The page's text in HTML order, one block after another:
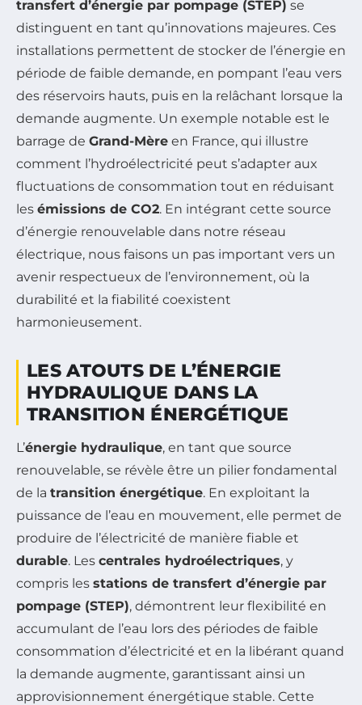
transfert d’énergie par pompage (STEP) se
distinguent en tant qu’innovations majeures. Ces
installations permettent de stocker de l’énergie en
période de faible demande, en pompant l’eau vers
des réservoirs hauts, puis en la relâchant lorsque la
demande augmente. Un exemple notable est le
barrage de Grand-Mère en France, qui illustre
comment l’hydroélectricité peut s’adapter aux
fluctuations de consommation tout en réduisant
les émissions de CO2. En intégrant cette source
d’énergie renouvelable dans notre réseau
électrique, nous faisons un pas important vers un
avenir respectueux de l’environnement, où la
durabilité et la fiabilité coexistent
harmonieusement.
LES ATOUTS DE L’ÉNERGIE
HYDRAULIQUE DANS LA
TRANSITION ÉNERGÉTIQUE
L’énergie hydraulique, en tant que source
renouvelable, se révèle être un pilier fondamental
de la transition énergétique. En exploitant la
puissance de l’eau en mouvement, elle permet de
produire de l’électricité de manière fiable et
durable. Les centrales hydroélectriques, y
compris les stations de transfert d’énergie par
pompage (STEP), démontrent leur flexibilité en
accumulant de l’eau lors des périodes de faible
consommation d’électricité et en la libérant quand
la demande augmente, garantissant ainsi un
approvisionnement énergétique stable. Cette